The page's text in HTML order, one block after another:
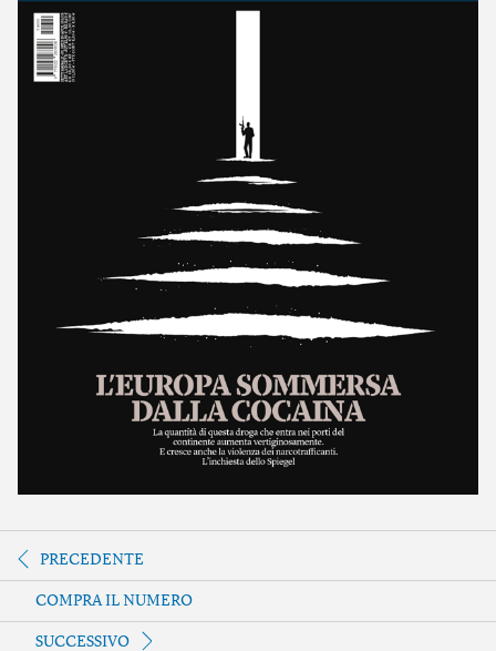
PRECEDENTE
COMPRA IL NUMERO
SUCCESSIVO